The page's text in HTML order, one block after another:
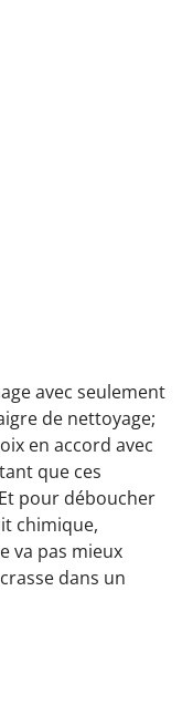
avec seulement
de nettoyage;
en accord avec
que ces
pour déboucher
chimique,
va pas mieux
dans un